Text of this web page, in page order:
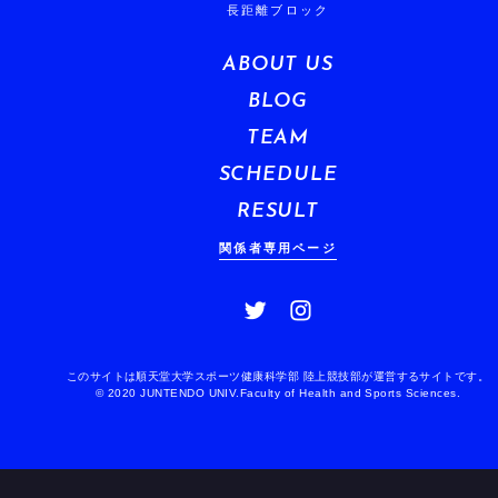
長距離ブロック
ABOUT US
BLOG
TEAM
SCHEDULE
RESULT
関係者専用ページ
このサイトは順天堂大学スポーツ健康科学部 陸上競技部が運営するサイトです。
© 2020 JUNTENDO UNIV.Faculty of Health and Sports Sciences.